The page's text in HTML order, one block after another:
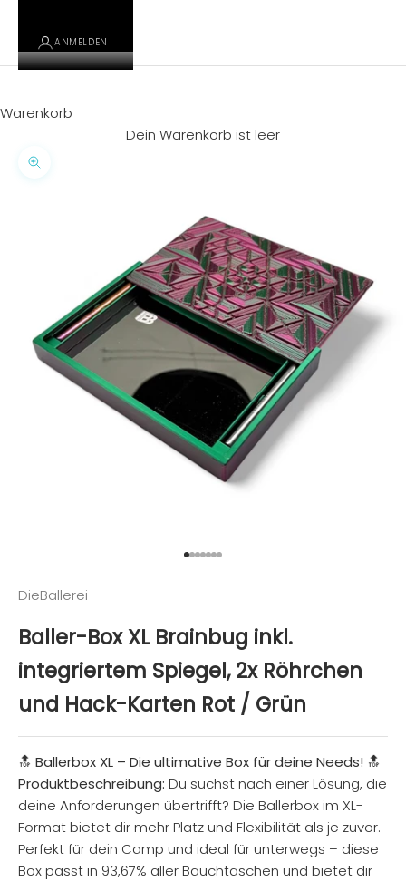
ANMELDEN
Warenkorb
Dein Warenkorb ist leer
Bild vergrößern
Gehe zu Element 1
Gehe zu Element 2
Gehe zu Element 3
Gehe zu Element 4
Gehe zu Element 5
Gehe zu Element 6
Gehe zu Element 7
DieBallerei
Baller-Box XL Brainbug inkl.
integriertem Spiegel, 2x Röhrchen
und Hack-Karten Rot / Grün
🔝 Ballerbox XL – Die ultimative Box für deine Needs! 🔝
Produktbeschreibung: Du suchst nach einer Lösung, die
deine Anforderungen übertrifft? Die Ballerbox im XL-
Format bietet dir mehr Platz und Flexibilität als je zuvor.
Perfekt für dein Camp und ideal für unterwegs – diese
Box passt in 93,67% aller Bauchtaschen und bietet dir